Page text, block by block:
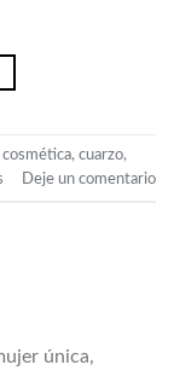
cosmética, cuarzo,
Deje un comentario
única,